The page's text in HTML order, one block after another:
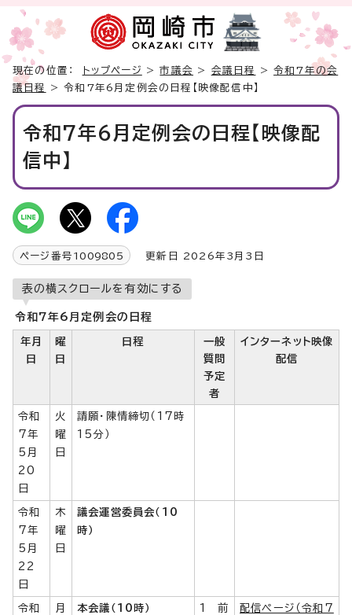
現在の位置： トップページ >市議会 > 会議日程 >令和7年の会
議日程
> 令和7年6月定例会の日程【映像配信中】
令和7年6月定例会の日程【映像配
信中】
ページ番号 1009805 更新日 2026年3月3日
表の横スクロールを有効にする
令和7年6月定例会の日程
年月
日
曜
日
日程
一般
質問
予定
者
インターネット映像
配信
令和
7年
5月
20
日
火
曜
日
請願・陳情締切（17時
15分）
令和
7年
5月
22
日
木
曜
日
議会運営委員会（10
時）
令和
月
本会議（10時）
1 前
配信ページ（令和7